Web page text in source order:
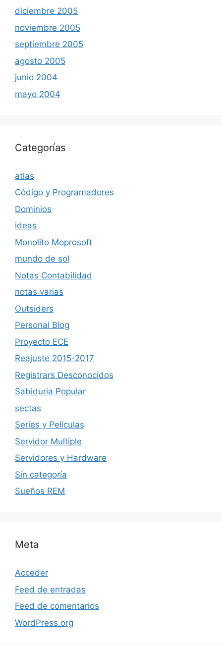
diciembre 2005
noviembre 2005
septiembre 2005
agosto 2005
junio 2004
mayo 2004
Categorías
atlas
Código y Programadores
Dominios
ideas
Monolito Moprosoft
mundo de sol
Notas Contabilidad
notas varias
Outsiders
Personal Blog
Proyecto ECE
Reajuste 2015-2017
Registrars Desconocidos
Sabiduria Popular
sectas
Series y Películas
Servidor Multiple
Servidores y Hardware
Sin categoría
Sueños REM
Meta
Acceder
Feed de entradas
Feed de comentarios
WordPress.org